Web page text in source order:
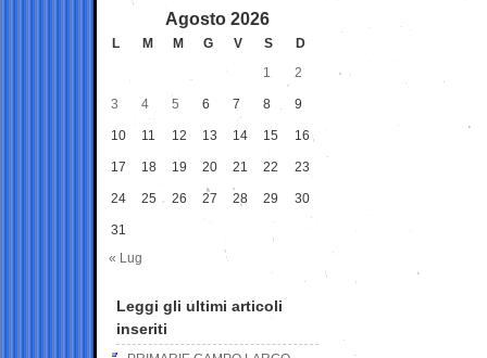
Agosto 2026
L M M G V S
D
1
2
3 4 5 6 7 8 9
10 11 12 13 14 15 16
17 18 19 20 21 22 23
24 25 26 27 28 29 30
31
« Lug
Leggi gli ultimi articoli
inseriti